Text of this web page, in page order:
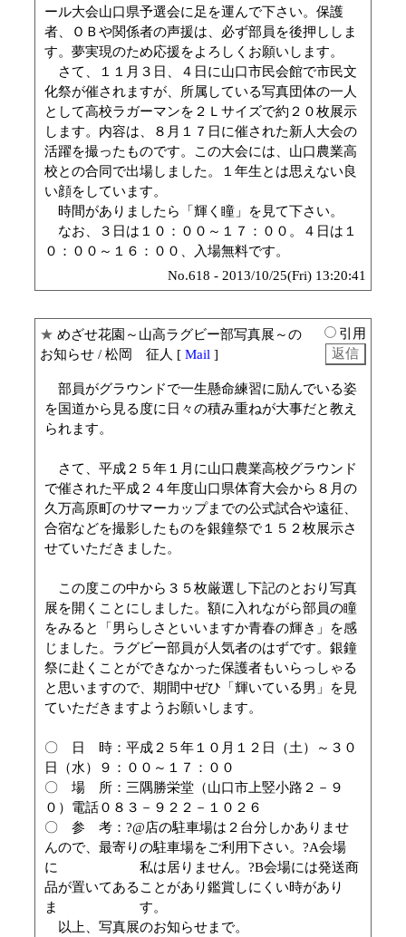
ール大会山口県予選会に足を運んで下さい。保護
者、ＯＢや関係者の声援は、必ず部員を後押ししま
す。夢実現のため応援をよろしくお願いします。
さて、１１月３日、４日に山口市民会館で市民文
化祭が催されますが、所属している写真団体の一人
として高校ラガーマンを２Ｌサイズで約２０枚展示
します。内容は、８月１７日に催された新人大会の
活躍を撮ったものです。この大会には、山口農業高
校との合同で出場しました。１年生とは思えない良
い顔をしています。
時間がありましたら「輝く瞳」を見て下さい。
なお、３日は１０：００～１７：００。４日は１
０：００～１６：００、入場無料です。
No.618 - 2013/10/25(Fri) 13:20:41
★ めざせ花園～山高ラグビー部写真展～の
お知らせ / 松岡 征人 [ Mail ]
引用
部員がグラウンドで一生懸命練習に励んでいる姿
を国道から見る度に日々の積み重ねが大事だと教え
られます。
さて、平成２５年１月に山口農業高校グラウンド
で催された平成２４年度山口県体育大会から８月の
久万高原町のサマーカップまでの公式試合や遠征、
合宿などを撮影したものを銀鐘祭で１５２枚展示さ
せていただきました。
この度この中から３５枚厳選し下記のとおり写真
展を開くことにしました。額に入れながら部員の瞳
をみると「男らしさといいますか青春の輝き」を感
じました。ラグビー部員が人気者のはずです。銀鐘
祭に赴くことができなかった保護者もいらっしゃる
と思いますので、期間中ぜひ「輝いている男」を見
ていただきますようお願いします。
〇 日 時：平成２５年１０月１２日（土）～３０
日（水）９：００～１７：００
〇 場 所：三隅勝栄堂（山口市上竪小路２－９
０）電話０８３－９２２－１０２６
〇 参 考：?@店の駐車場は２台分しかありませ
んので、最寄りの駐車場をご利用下さい。?A会場
に 私は居りません。?B会場には発送商
品が置いてあることがあり鑑賞しにくい時があり
ま す。
以上、写真展のお知らせまで。